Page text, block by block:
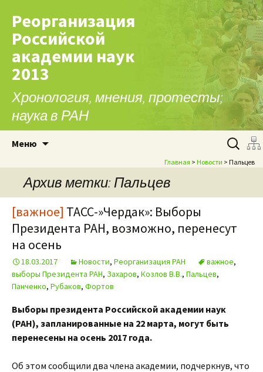
Реорганизация
Российской
академии наук
2013
Хронология, мнения, протесты;
наука в РАН
Меню Найти:
Главная > Новости > Пальцев
Архив метки: Пальцев
[важное] ТАСС-»Чердак»: Выборы
Президента РАН, возможно, перенесут
на осень
18.03.2017 Новости, Реорганизация РАН важное,
выборы Президента РАН, Захаров, Козлов В.В., Пальцев,
Панченко, Рубаков, Фортов
Выборы президента Российской академии наук
(РАН), запланированные на 22 марта, могут быть
перенесены на осень 2017 года.
Об этом сообщили два члена академии, подчеркнув, что